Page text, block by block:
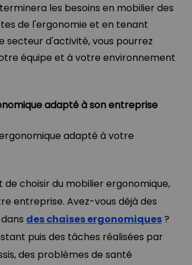
les besoins en mobilier des
de l'ergonomie et en tenant
secteur d'activité, vous pourrez
équipe et à votre environnement
adapté à son entreprise
adapté à votre
de choisir du mobilier ergonomique,
entreprise. Avez-vous déjà des
des chaises ergonomiques?
puis des tâches réalisées par
des problèmes de santé